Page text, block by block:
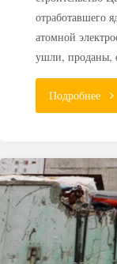
отработавшего
атомной
ушли,
Подробнее
с